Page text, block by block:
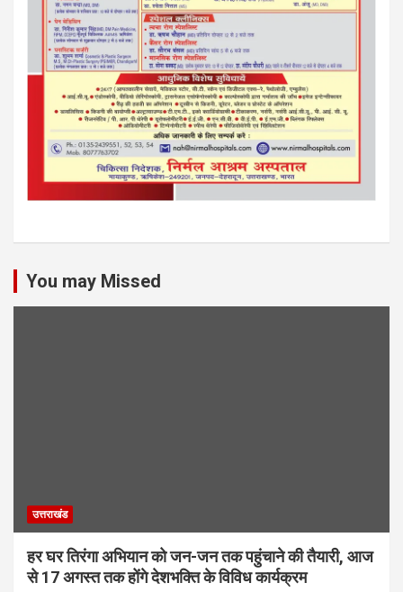
You may Missed
उत्तराखंड
हर घर तिरंगा अभियान को जन-जन तक पहुंचाने की तैयारी, आज
से 17 अगस्त तक होंगे देशभक्ति के विविध कार्यक्रम